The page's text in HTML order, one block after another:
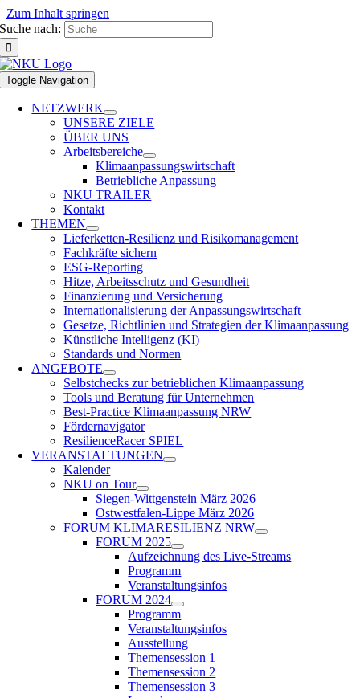
Zum Inhalt springen
Suche nach:
Toggle Navigation
NETZWERK
UNSERE ZIELE
ÜBER UNS
Arbeitsbereiche
Klimaanpassungswirtschaft
Betriebliche Anpassung
NKU TRAILER
Kontakt
THEMEN
Lieferketten-Resilienz und Risikomanagement
Fachkräfte sichern
ESG-Reporting
Hitze, Arbeitsschutz und Gesundheit
Finanzierung und Versicherung
Internationalisierung der Anpassungswirtschaft
Gesetze, Richtlinien und Strategien der Klimaanpassung
Künstliche Intelligenz (KI)
Standards und Normen
ANGEBOTE
Selbstchecks zur betrieblichen Klimaanpassung
Tools und Beratung für Unternehmen
Best-Practice Klimaanpassung NRW
Fördernavigator
ResilienceRacer SPIEL
VERANSTALTUNGEN
Kalender
NKU on Tour
Siegen-Wittgenstein März 2026
Ost­west­falen-Lippe März 2026
FORUM KLIMARESILIENZ NRW
FORUM 2025
Aufzeichnung des Live-Streams
Programm
Veranstaltungsinfos
FORUM 2024
Programm
Veranstaltungsinfos
Ausstellung
Themensession 1
Themensession 2
Themensession 3